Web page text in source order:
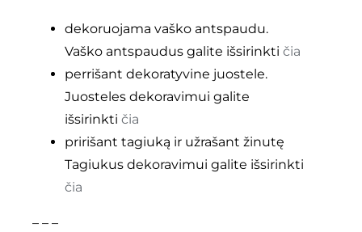
dekoruojama vaško antspaudu.
Vaško antspaudus galite išsirinkti čia
perrišant dekoratyvine juostele.
Juosteles dekoravimui galite
išsirinkti čia
pririšant tagiuką ir užrašant žinutę
Tagiukus dekoravimui galite išsirinkti
čia
– – –